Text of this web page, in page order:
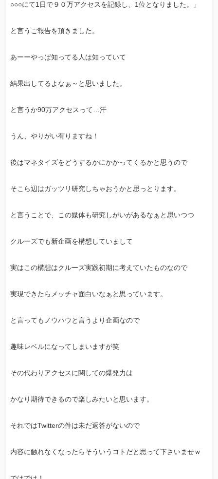
○○○にて1日で９０万アクセスを記録し、1位となりました。」
と言うご報告を頂きました。
あーーやっぱ知ってる人は知っていて
結果出してるよなぁ～と思いました。
と言うか90万アクセスって…汗
うん、やりがい有りますね！
後はマネタイズをどうするかにかかってくるかと思うので
そこら辺はガッツリ研究しちゃおうかと思っとります。
と言うことで、この媒体も研究しがいがあるなぁと思いつつ
クルーズでも新企画を構想していまして
実はこの構想はクルーズ実践初期に考えていたものなので
実現できたらメッチャ面白いなぁと思っています。
と言ってもノウハウと言うより企画なので
趣味レベルになってしまいますが笑
その代わりアクセスに関しての爆発力は
かなり期待できるので楽しみたいと思います。
それではTwitterの件は未だ返答がないので
内容に触れなくなったらそういうコトだと思って下さいませｗ